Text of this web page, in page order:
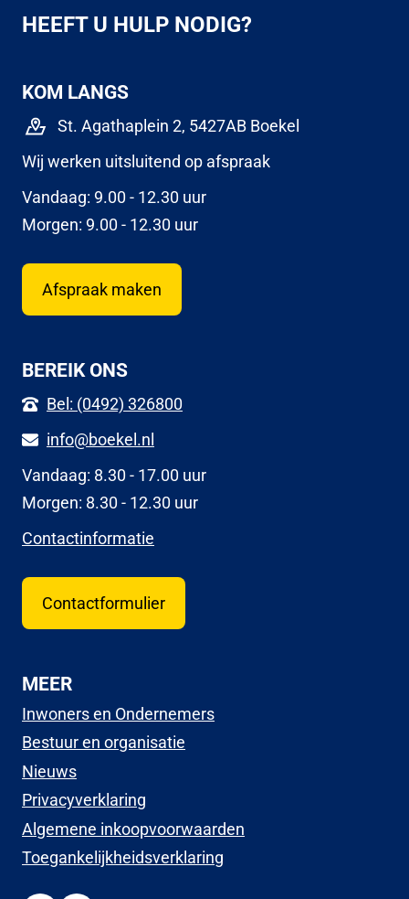
HEEFT U HULP NODIG?
KOM LANGS
St. Agathaplein 2, 5427AB Boekel
Wij werken uitsluitend op afspraak
Vandaag: 9.00 - 12.30 uur
Morgen: 9.00 - 12.30 uur
Afspraak maken
BEREIK ONS
Bel: (0492) 326800
info@boekel.nl
Vandaag: 8.30 - 17.00 uur
Morgen: 8.30 - 12.30 uur
Contactinformatie
Contactformulier
MEER
Inwoners en Ondernemers
Bestuur en organisatie
Nieuws
Privacyverklaring
Algemene inkoopvoorwaarden
Toegankelijkheidsverklaring